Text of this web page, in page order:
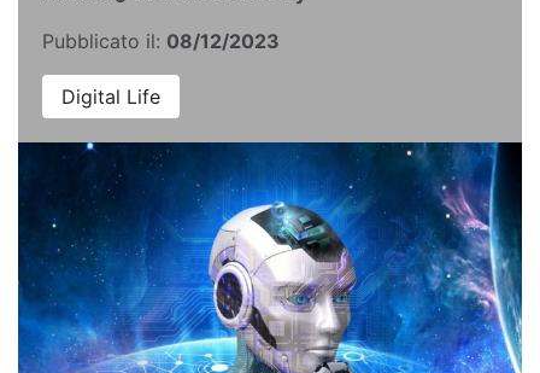
Pubblicato il: 08/12/2023
Digital Life